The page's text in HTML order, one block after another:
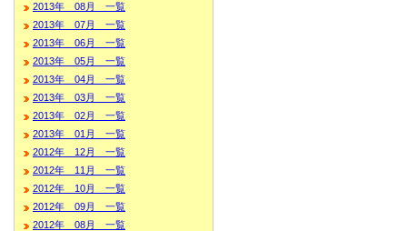
2013年 08月 一覧
2013年 07月 一覧
2013年 06月 一覧
2013年 05月 一覧
2013年 04月 一覧
2013年 03月 一覧
2013年 02月 一覧
2013年 01月 一覧
2012年 12月 一覧
2012年 11月 一覧
2012年 10月 一覧
2012年 09月 一覧
2012年 08月 一覧